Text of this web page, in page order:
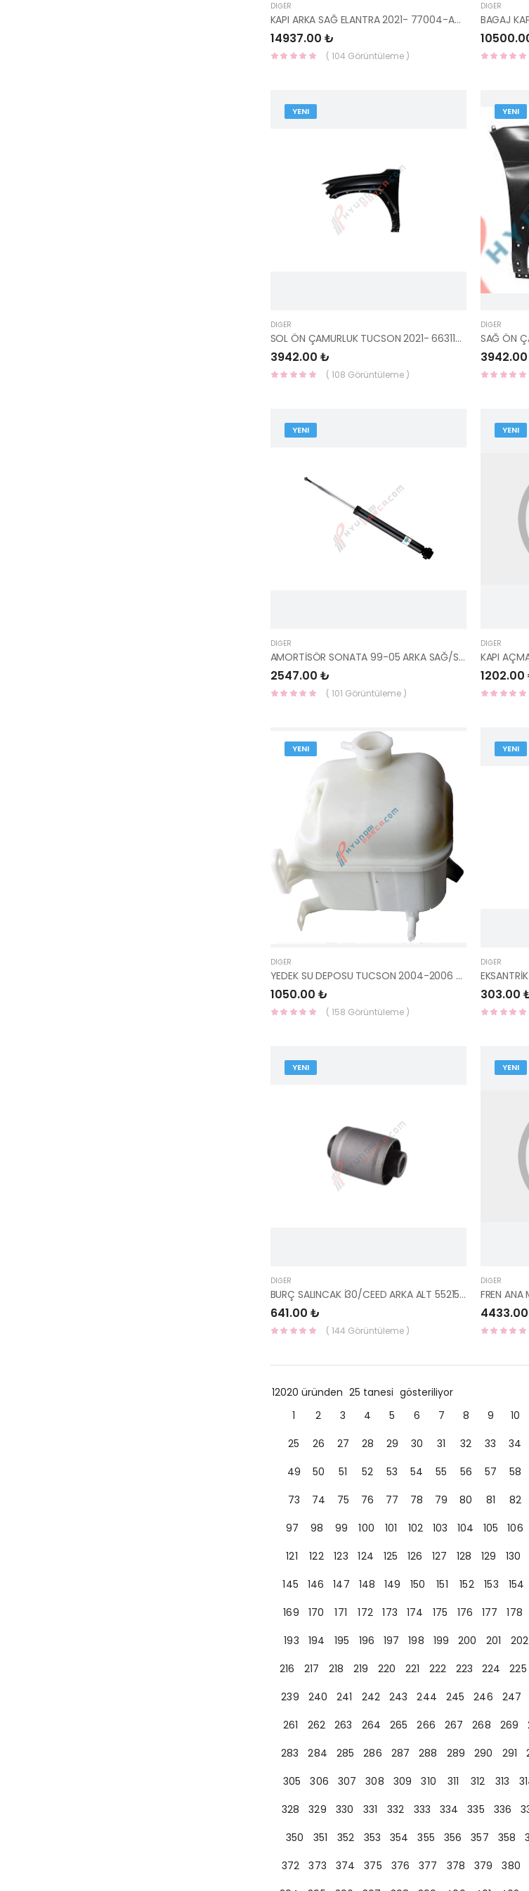
DIĞER
KAPI ARKA SAĞ ELANTRA 2021- 77004-AA000-YS
14937.00 ₺
( 104 Görüntüleme )
DIĞER
YENI
DIĞER
SOL ÖN ÇAMURLUK TUCSON 2021- 66311-N9000-YS
3942.00 ₺
( 108 Görüntüleme )
YENI
DIĞER
YENI
DIĞER
AMORTİSÖR SONATA 99-05 ARKA SAĞ/SOL 55310-3D601-YS
2547.00 ₺
( 101 Görüntüleme )
YENI
DIĞER
1202.00
YENI
DIĞER
YEDEK SU DEPOSU TUCSON 2004-2006 25431-2E100-YS
1050.00 ₺
( 158 Görüntüleme )
YENI
DIĞER
303.00
YENI
DIĞER
BURÇ SALINCAK İ30/CEED ARKA ALT 55215-A6100-YS
641.00 ₺
( 144 Görüntüleme )
YENI
DIĞER
12020 üründen 25 tanesi gösteriliyor
1
2 3 4 5 6 7 8 9 10
25
26 27 28 29 30 31 32 33 34
49
50 51 52 53 54 55 56 57 58
73
74 75 76 77 78 79 80 81 82
97
98 99 100 101 102 103 104 105 106
121
122 123 124 125 126 127 128 129 130
145
146 147 148 149 150 151 152 153 154
169
170 171 172 173 174 175 176 177 178
193
194 195 196 197 198 199 200 201 202
216
217 218 219 220 221 222 223 224 225
239
240 241 242 243 244 245 246 247
261
262 263 264 265 266 267 268 269
283
284 285 286 287 288 289 290 291
305
306 307 308 309 310 311 312 313
328
329 330 331 332 333 334 335 336
350
351 352 353 354 355 356 357 358
372
373 374 375 376 377 378 379 380